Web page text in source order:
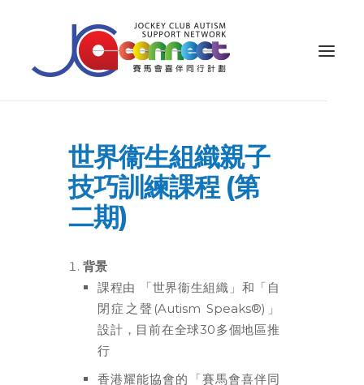
照顧者支援
公眾教育
家長專區
世界衞生組織親子
技巧訓練課程 (第
二期)
背景
課程由 「世界衞生組織」和「自
閉症之聲(Autism Speaks®)」
設計，目前在全球30多個地區推
行
香港耀能協會的「賽馬會喜伴同